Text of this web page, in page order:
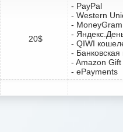
20$
- PayPal
- Western
- MoneyGram
-
- QIWI
-
- Amazon
- ePayments